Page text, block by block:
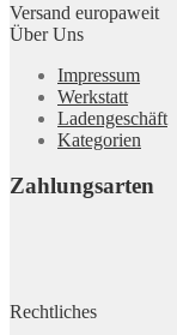
Versand europaweit
Über Uns
Impressum
Werkstatt
Ladengeschäft
Kategorien
Zahlungsarten
Rechtliches